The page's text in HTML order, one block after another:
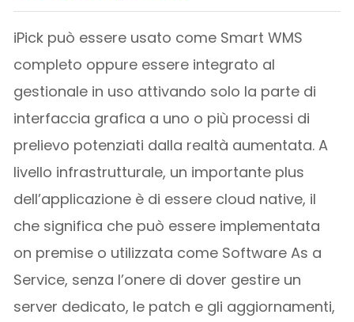
iPick può essere usato come Smart WMS
completo oppure essere integrato al
gestionale in uso attivando solo la parte di
interfaccia grafica a uno o più processi di
prelievo potenziati dalla realtà aumentata. A
livello infrastrutturale, un importante plus
dell’applicazione è di essere cloud native, il
che significa che può essere implementata
on premise o utilizzata come Software As a
Service, senza l’onere di dover gestire un
server dedicato, le patch e gli aggiornamenti,